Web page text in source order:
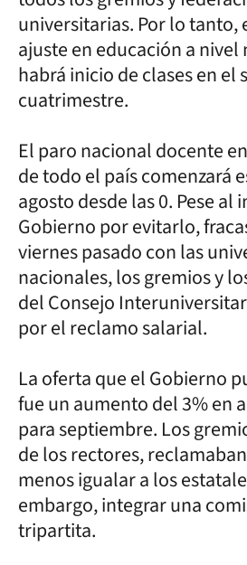
universitarias. Por lo tanto,
ajuste en educación a nivel
habrá inicio de clases en el
cuatrimestre.
El paro nacional docente
de todo el país comenzará
agosto desde las 0. Pese al
Gobierno por evitarlo,
viernes pasado con las
nacionales, los gremios y
del Consejo
por el reclamo salarial.
La oferta que el Gobierno
fue un aumento del 3% en
para septiembre. Los
de los rectores,
menos igualar a los
embargo, integrar una
tripartita.